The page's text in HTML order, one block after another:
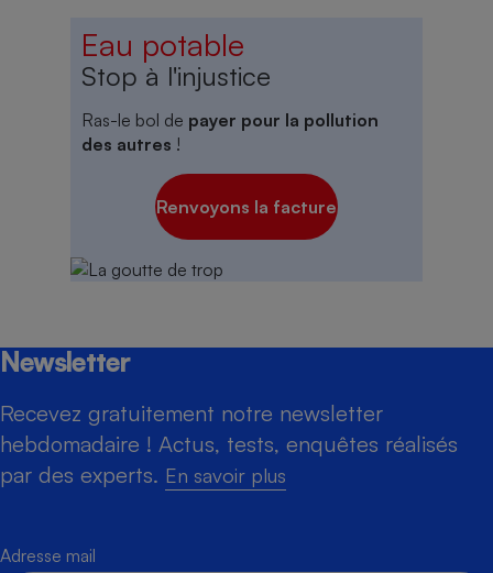
Eau potable
Stop à l'injustice
Ras-le bol de payer pour la pollution
des autres !
Renvoyons la facture
Newsletter
Recevez gratuitement notre newsletter
hebdomadaire ! Actus, tests, enquêtes réalisés
par des experts. En savoir plus
Adresse mail